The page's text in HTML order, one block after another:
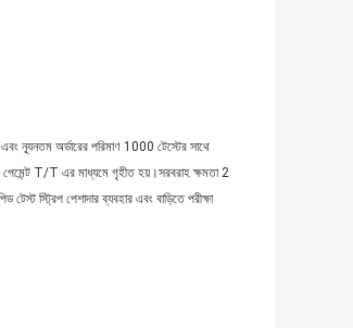
ন্যূনতম অর্ডারের পরিমাণ 1000 টেস্টের সাথে
পেমেন্ট T/T এর মাধ্যমে গৃহীত হয়।সরবরাহ ক্ষমতা 2
স্ট্রিপ পেশাদার ব্যবহার এবং বাড়িতে পরীক্ষা